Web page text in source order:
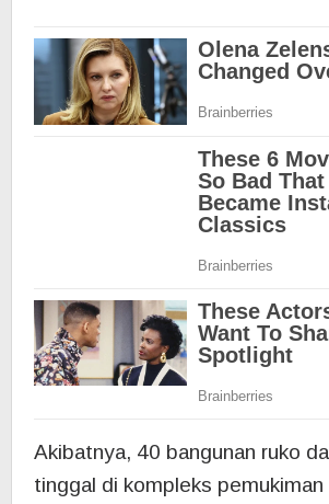
Akibatnya, 40 bangunan ruko
tinggal di kompleks pemukiman